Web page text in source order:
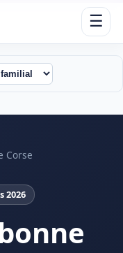
☰
Corse
2026